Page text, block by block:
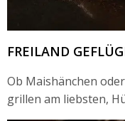
FREILAND
Ob Maishänchen
grillen am liebsten,